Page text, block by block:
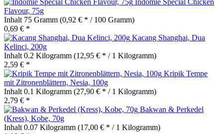
Flavour, 75g
Inhalt 75 Gramm (0,92 € * / 100 Gramm)
0,69 € *
Kacang Shanghai, Dua
Kelinci, 200g
Inhalt 0.2 Kilogramm (12,95 € * / 1 Kilogramm)
2,59 € *
Kripik Tempe
mit Zitronenblättern, Nesia, 100g
Inhalt 0.1 Kilogramm (27,90 € * / 1 Kilogramm)
2,79 € *
Bakwan & Perkedel
(Kress), Kobe, 70g
Inhalt 0.07 Kilogramm (17,00 € * / 1 Kilogramm)